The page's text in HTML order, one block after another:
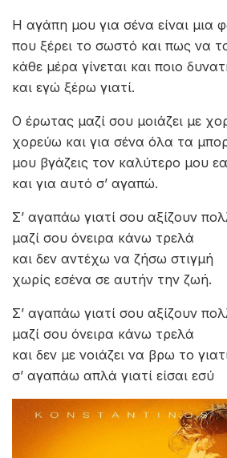
Η αγάπη μου για σένα είναι μια
που ξέρει το σωστό και πως να
κάθε μέρα γίνεται και ποιο
και εγώ ξέρω γιατί.
Ο έρωτας μαζί σου μοιάζει με
χορεύω και για σένα όλα τα
μου βγάζεις τον καλύτερο μου
και για αυτό σ’ αγαπώ.
Σ’ αγαπάω γιατί σου αξίζουν
μαζί σου όνειρα κάνω τρελά
και δεν αντέχω να ζήσω στιγμή
χωρίς εσένα σε αυτήν την ζωή.
Σ’ αγαπάω γιατί σου αξίζουν
μαζί σου όνειρα κάνω τρελά
και δεν με νοιάζει να βρω το
σ’ αγαπάω απλά γιατί είσαι εσύ